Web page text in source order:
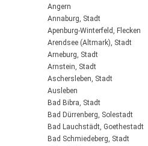
Angern
Annaburg, Stadt
Apenburg-Winterfeld, Flecken
Arendsee (Altmark), Stadt
Arneburg, Stadt
Arnstein, Stadt
Aschersleben, Stadt
Ausleben
Bad Bibra, Stadt
Bad Dürrenberg, Solestadt
Bad Lauchstädt, Goethestadt
Bad Schmiedeberg, Stadt